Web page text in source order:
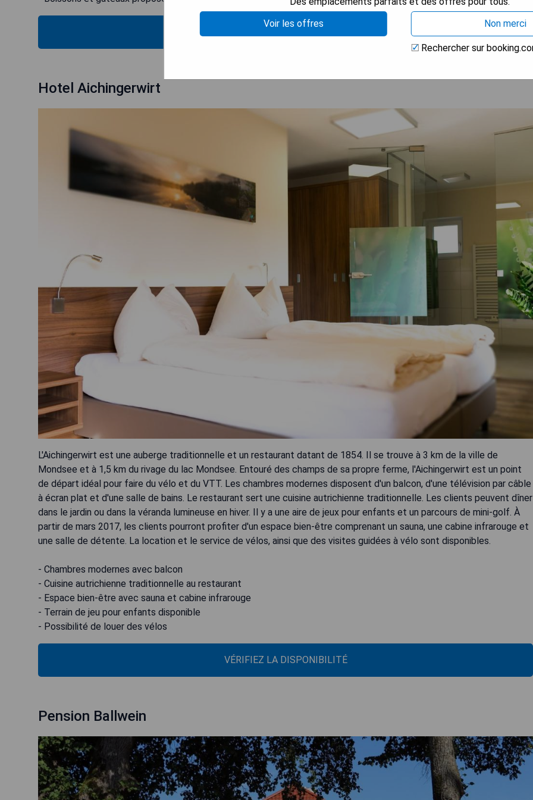
Hotel Aichingerwirt
L'Aichingerwirt est une auberge traditionnelle et un restaurant datant de 1854. Il se trouve à 3 km de la ville de
Mondsee et à 1,5 km du rivage du lac Mondsee. Entouré des champs de sa propre ferme, l'Aichingerwirt est un point
de départ idéal pour faire du vélo et du VTT. Les chambres modernes disposent d'un balcon, d'une télévision par câble
à écran plat et d'une salle de bains. Le restaurant sert une cuisine autrichienne traditionnelle. Les clients peuvent dîner
dans le jardin ou dans la véranda lumineuse en hiver. Il y a une aire de jeux pour enfants et un parcours de mini-golf. À
partir de mars 2017, les clients pourront profiter d'un espace bien-être comprenant un sauna, une cabine infrarouge et
une salle de détente. La location et le service de vélos, ainsi que des visites guidées à vélo sont disponibles.
- Chambres modernes avec balcon
- Cuisine autrichienne traditionnelle au restaurant
- Espace bien-être avec sauna et cabine infrarouge
- Terrain de jeu pour enfants disponible
- Possibilité de louer des vélos
VÉRIFIEZ LA DISPONIBILITÉ
Pension Ballwein
Voir les offres
Non merci
Rechercher sur